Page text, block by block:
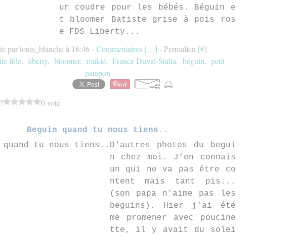
ur coudre pour les bébés. Béguin e
t bloomer Batiste grise à pois ros
e FDS Liberty...
par louis_blanche à 16:46 -Commentaires […] - Permalien [#]
fille, liberty, bloomer, makié, France Duval-Stalla, béguin, petit
patapon
0 vote
Beguin quand tu nous tiens..
D'autres photos du begui
n chez moi. J'en connais
un qui ne va pas être co
ntent mais tant pis...
(son papa n'aime pas les
beguins). Hier j'ai été
me promener avec poucine
tte, il y avait du solei